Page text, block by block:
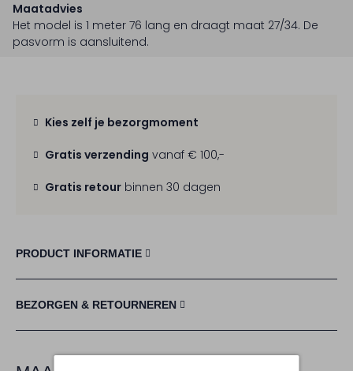
Maatadvies
Het model is 1 meter 76 lang en draagt maat 27/34. De
pasvorm is aansluitend.
Kies zelf je bezorgmoment
Gratis verzending vanaf € 100,-
Gratis retour binnen 30 dagen
PRODUCT INFORMATIE
BEZORGEN & RETOURNEREN